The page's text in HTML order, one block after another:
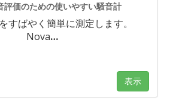
評価のための使いやすい騒音計
すばやく簡単に測定します。
Nova…
表示